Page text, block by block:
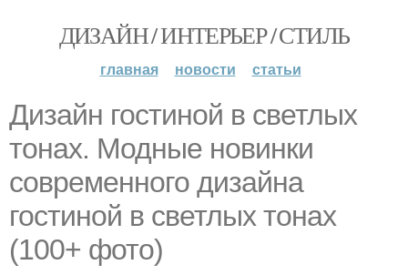
ДИЗАЙН / ИНТЕРЬЕР / СТИЛЬ
главная новости статьи
Дизайн гостиной в светлых
тонах. Модные новинки
современного дизайна
гостиной в светлых тонах
(100+ фото)